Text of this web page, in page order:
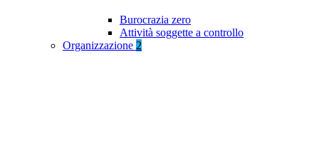
Burocrazia zero
Attività soggette a controllo
Organizzazione 2